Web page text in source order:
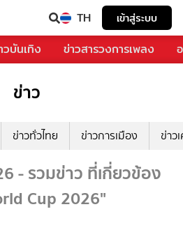
TH เข้าสู่ระบบ
วบันเทิง ข่าวสารวงการเพลง
ข่าว
ข่าวทั่วไทย ข่าวการเมือง ข่าว
- รวมข่าว ที่เกี่ยวข้อง
Cup 2026"